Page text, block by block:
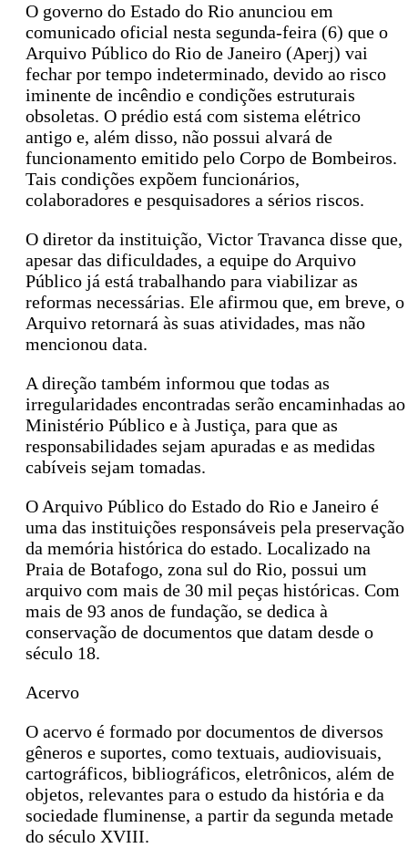
O governo do Estado do Rio anunciou em
comunicado oficial nesta segunda-feira (6) que o
Arquivo Público do Rio de Janeiro (Aperj) vai
fechar por tempo indeterminado, devido ao risco
iminente de incêndio e condições estruturais
obsoletas. O prédio está com sistema elétrico
antigo e, além disso, não possui alvará de
funcionamento emitido pelo Corpo de Bombeiros.
Tais condições expõem funcionários,
colaboradores e pesquisadores a sérios riscos.
O diretor da instituição, Victor Travanca disse que,
apesar das dificuldades, a equipe do Arquivo
Público já está trabalhando para viabilizar as
reformas necessárias. Ele afirmou que, em breve, o
Arquivo retornará às suas atividades, mas não
mencionou data.
A direção também informou que todas as
irregularidades encontradas serão encaminhadas ao
Ministério Público e à Justiça, para que as
responsabilidades sejam apuradas e as medidas
cabíveis sejam tomadas.
O Arquivo Público do Estado do Rio e Janeiro é
uma das instituições responsáveis pela preservação
da memória histórica do estado. Localizado na
Praia de Botafogo, zona sul do Rio, possui um
arquivo com mais de 30 mil peças históricas. Com
mais de 93 anos de fundação, se dedica à
conservação de documentos que datam desde o
século 18.
Acervo
O acervo é formado por documentos de diversos
gêneros e suportes, como textuais, audiovisuais,
cartográficos, bibliográficos, eletrônicos, além de
objetos, relevantes para o estudo da história e da
sociedade fluminense, a partir da segunda metade
do século XVIII.